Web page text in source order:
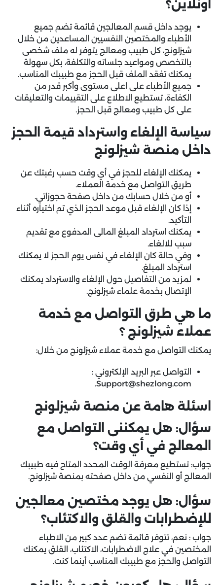
أونلاين؟
يوجد داخل قسم المعالجين قائمة تضم جميع
الأطباء والمختصين النفسيين المساعدين من خلال
شيزلونج، كل طبيب ومعالج يتوفر له ملف شخصى
بالتخصص ومواعيد جلساته والتكلفة، بكل سهولة
يمكنك تفقد الملف قبل الحجز مع طبيبك المناسب.
جميع الأطباء على اعلى مستوى وأكبر قدر من
الكفاءة، تستطيع الاطلاع على التقييمات والتعليقات
على كل طبيب ومعالج قبل الحجز.
سياسة الإلغاء واسترداد قيمة الحجز
داخل منصة شيزلونج
يمكنك الإلغاء للحجز في أي وقت حسب رغبتك عن
طريق التواصل مع خدمة العملاء.
أو من خلال حسابك من داخل صفحة حجوزاتي.
إذا كان الإلغاء قبل موعد الحجز الذي تم اختياره أثناء
التأكيد.
يمكنك استرداد المبلغ المالى المدفوع مع تقديم
سبب للالغاء.
وفي حالة كان الإلغاء في نفس يوم الحجز لا يمكنك
استرداد المبلغ.
لمزيد من التفاصيل حول الإلغاء والاسترداد يمكنك
الإتصال بخدمة علماء شيزلونج.
ما هي طرق التواصل مع خدمة
عملاء شيزلونج ؟
يمكنك التواصل مع خدمة عملاء شيزلونج من خلال:
التواصل عبر البريد الإلكتروني :
Support@shezlong.com
.
اسئلة هامة عن منصة شيزلونج
سؤال: هل يمكننى التواصل مع
المعالج في أي وقت؟
جواب: تستطيع معرفة الوقت المحدد المتاح فيه طبيبك
المعالج أو النفسي من داخل صفحته بمنصة شيزلونج.
سؤال: هل يوجد مختصين معالجين
للإضطرابات والقلق والاكتئاب؟
جواب : نعم، تتوفر قائمة تضم عدد كبير من الاطباء
المختصين في علاج الاضطرابات، الاكتئاب، القلق يمكنك
التواصل والحجز مع طبيبك المناسب أينما كنت.